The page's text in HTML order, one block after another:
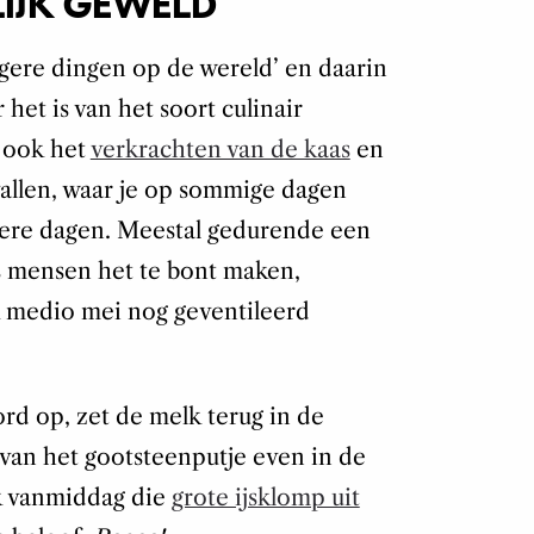
dingen op de wereld’ en daarin
het is van het soort culinair
hetverkrachten van de kaasen
waar je op sommige dagen
dagen. Meestal gedurende een
het te bont maken,
mei nog geventileerd
op, zet de melk terug in de
het gootsteenputje even in de
die grote ijsklomp uit